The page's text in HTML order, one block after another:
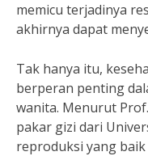
memicu terjadinya
akhirnya dapat
Tak hanya itu,
berperan penting
wanita. Menurut
pakar gizi dari
reproduksi yang